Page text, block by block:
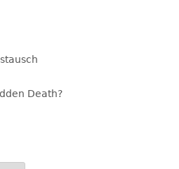
Death?